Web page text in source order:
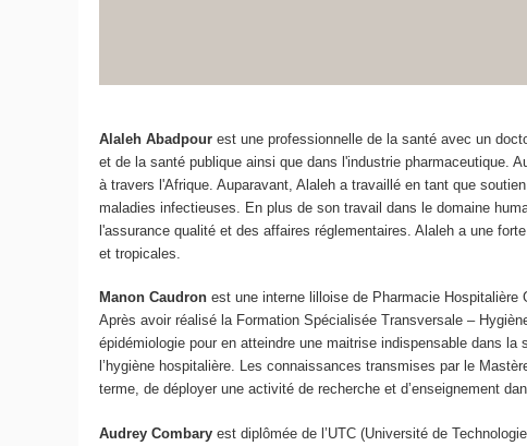
Alaleh Abadpour est une professionnelle de la santé avec un
et de la santé publique ainsi que dans l'industrie pharmaceutique.
à travers l'Afrique. Auparavant, Alaleh a travaillé en tant que
maladies infectieuses. En plus de son travail dans le domaine
l'assurance qualité et des affaires réglementaires. Alaleh a une
et tropicales.
Manon Caudronest une interne lilloise de Pharmacie
Après avoir réalisé la Formation Spécialisée Transversale –
épidémiologie pour en atteindre une maitrise indispensable dans
l’hygiène hospitalière. Les connaissances transmises par le
terme, de déployer une activité de recherche et d’enseignement
Audrey Combary est diplômée de l’UTC (Université de